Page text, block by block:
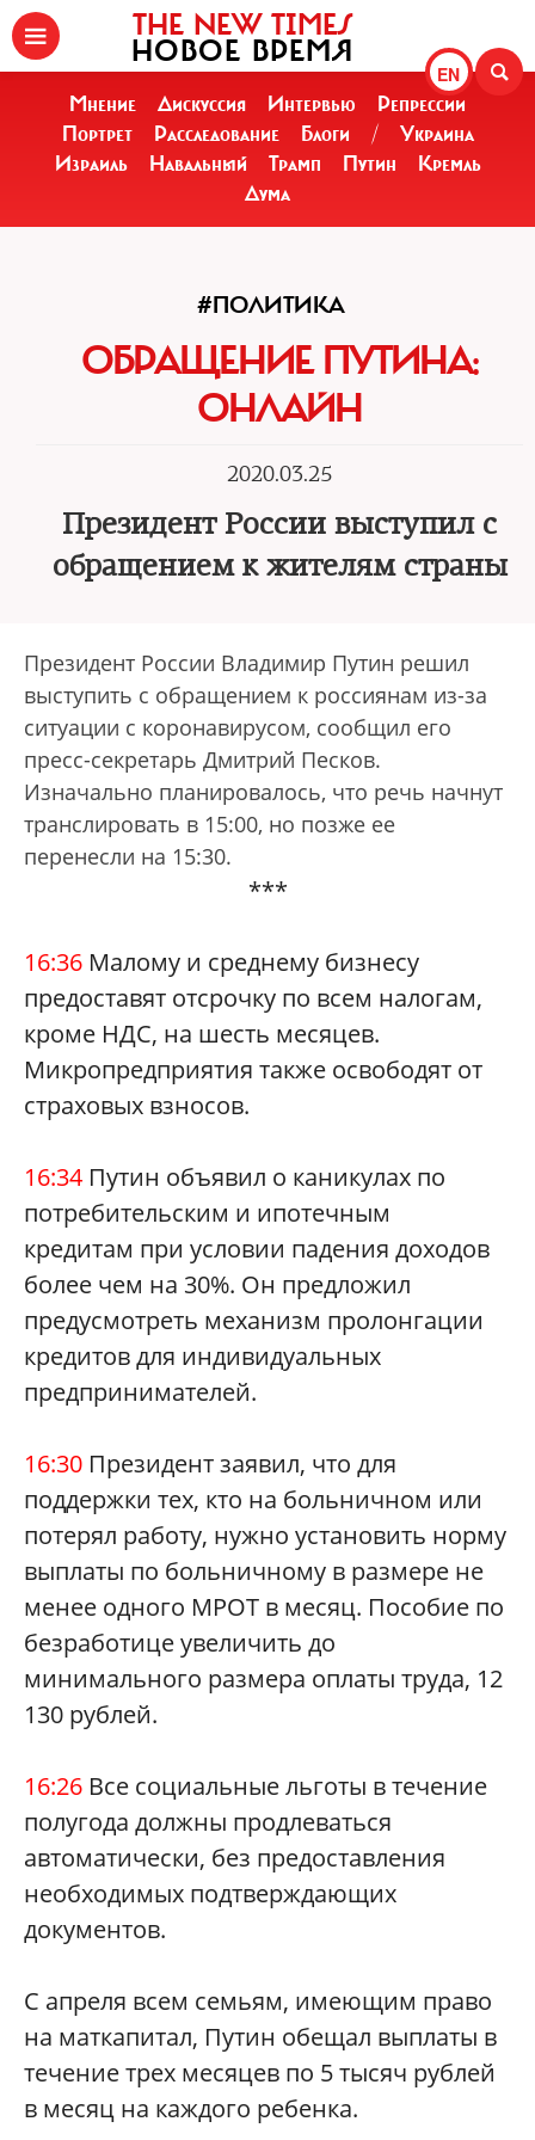
EN
THE NEW TIMES
НОВОЕ ВРЕМЯ
Мнение Дискуссия Интервью
Репрессии
Портрет
Расследование Блоги /
Украина
Израиль
Навальный Трамп Путин
Кремль
Дума
#ПОЛИТИКА
ОБРАЩЕНИЕ ПУТИНА:
ОНЛАЙН
2020.03.25
Президент России выступил с
обращением к жителям страны
Президент России Владимир Путин решил
выступить с обращением к россиянам из-за
ситуации с коронавирусом, сообщил его
пресс-секретарь Дмитрий Песков.
Изначально планировалось, что речь начнут
транслировать в 15:00, но позже ее
перенесли на 15:30.
***
16:36 Малому и среднему бизнесу
предоставят отcрочку по всем налогам,
кроме НДС, на шесть месяцев.
Микропредприятия также освободят от
страховых взносов.
16:34 Путин объявил о каникулах по
потребительским и ипотечным
кредитам при условии падения доходов
более чем на 30%. Он предложил
предусмотреть механизм пролонгации
кредитов для индивидуальных
предпринимателей.
16:30 Президент заявил, что для
поддержки тех, кто на больничном или
потерял работу, нужно установить норму
выплаты по больничному в размере не
менее одного МРОТ в месяц. Пособие по
безработице увеличить до
минимального размера оплаты труда, 12
130 рублей.
16:26 Все социальные льготы в течение
полугода должны продлеваться
автоматически, без предоставления
необходимых подтверждающих
документов.
С апреля всем семьям, имеющим право
на маткапитал, Путин обещал выплаты в
течение трех месяцев по 5 тысяч рублей
в месяц на каждого ребенка.